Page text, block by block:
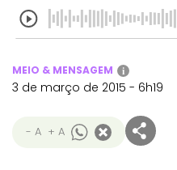
MEIO & MENSAGEM i
3 de março de 2015 - 6h19
- A + A